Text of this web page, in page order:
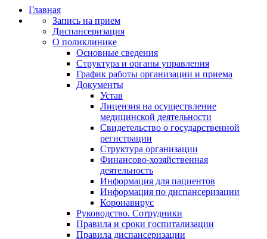
Главная
Запись на прием
Диспансеризация
О поликлинике
Основные сведения
Структура и органы управления
График работы организации и приема
Документы
Устав
Лицензия на осуществление
медицинской деятельности
Свидетельство о государственной
регистрации
Структура организации
Финансово-хозяйственная
деятельность
Информация для пациентов
Информация по диспансеризации
Коронавирус
Руководство. Сотрудники
Правила и сроки госпитализации
Правила диспансеризации